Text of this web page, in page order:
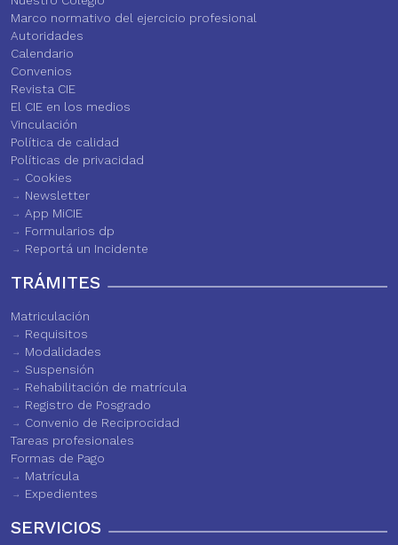
Marco normativo del ejercicio profesional
Autoridades
Calendario
Convenios
Revista CIE
El CIE en los medios
Vinculación
Política de calidad
Políticas de privacidad
Cookies
Newsletter
App MiCIE
Formularios dp
Reportá un Incidente
TRÁMITES
Matriculación
Requisitos
Modalidades
Suspensión
Rehabilitación de matrícula
Registro de Posgrado
Convenio de Reciprocidad
Tareas profesionales
Formas de Pago
Matrícula
Expedientes
SERVICIOS